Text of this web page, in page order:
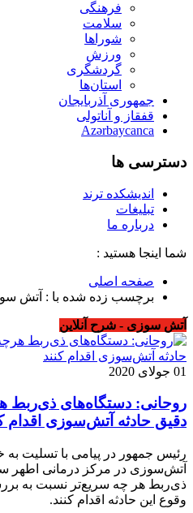
فرهنگی
سلامت
شوراها
ورزش
گردشگری
استان‌ها
جمهوری آذربایجان
قفقاز و آناتولی
Azərbaycanca
دسترسی ها
اندیشکده ترند
تبلیغات
درباره ما
شما اینجا هستید :
صفحه اصلی
برچسب زده شده با : آتش
آتش سوزی - شرح آنلاین
01 جولای 2020
روحانی: دستگاه‌های ذی‌ربط
دقیق حادثه آتش‌سوزی اقدام
رئیس جمهور در پیامی با تسلیت به
آتش‌سوزی در مرکز درمانی اطهر
ذی‌ربط هر چه سریع‌تر نسبت به
وقوع این حادثه اقدام کنند.